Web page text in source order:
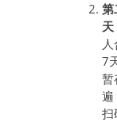
第
天
7
暂
遍
扫